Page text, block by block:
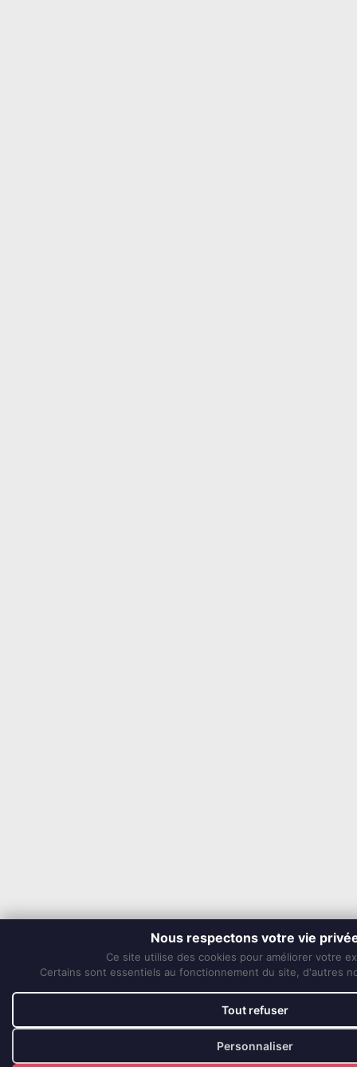
Nous respectons votre vie
Ce site utilise des cookies pour améliorer votre
Certains sont essentiels au fonctionnement du site, d'autres
Tout refuser
Personnaliser